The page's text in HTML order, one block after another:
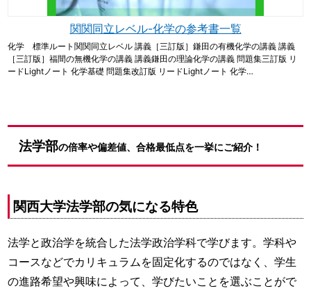
関関同立レベル-化学の参考書一覧
化学 標準ルート関関同立レベル 講義［三訂版］鎌田の有機化学の講義 講義
［三訂版］福間の無機化学の講義 講義鎌田の理論化学の講義 問題集三訂版 リ
ードLightノート 化学基礎 問題集改訂版 リードLightノート 化学…
法学部の倍率や偏差値、合格最低点を一挙にご紹介！
関西大学法学部の気になる特色
法学と政治学を統合した法学政治学科で学びます。学科や
コースなどでカリキュラムを固定化するのではなく、学生
の進路希望や興味によって、学びたいことを選ぶことがで